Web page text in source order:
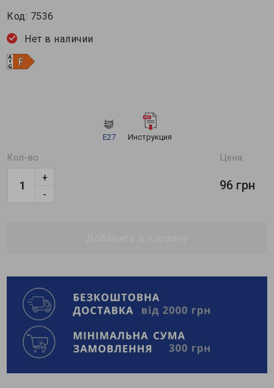
Код: 7536
Нет в наличии
Е27 Инструкция
Кол-во
-
+
Цена:
96 грн